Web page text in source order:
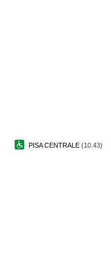
PISA CENTRALE (10.43)